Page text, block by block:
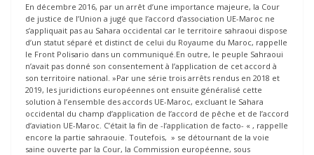
En décembre 2016, par un arrêt d’une importance majeure, la Cour
de justice de l’Union a jugé que l’accord d’association UE-Maroc ne
s’appliquait pas au Sahara occidental car le territoire sahraoui dispose
d’un statut séparé et distinct de celui du Royaume du Maroc, rappelle
le Front Polisario dans un communiqué.En outre, le peuple Sahraoui
n’avait pas donné son consentement à l’application de cet accord à
son territoire national. »Par une série trois arrêts rendus en 2018 et
2019, les juridictions européennes ont ensuite généralisé cette
solution à l’ensemble des accords UE-Maroc, excluant le Sahara
occidental du champ d’application de l’accord de pêche et de l’accord
d’aviation UE-Maroc. C’était la fin de -l’application de facto- « , rappelle
encore la partie sahraouie. Toutefois, » se détournant de la voie
saine ouverte par la Cour, la Commission européenne, sous